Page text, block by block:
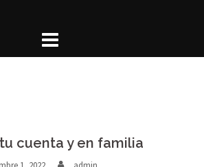
cuenta y en familia